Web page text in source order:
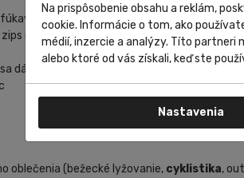
materiál
na prednej strane
dá ľahko zbaliť
oblečenia (bežecké lyžovanie, cyklistika,
Na prispôsobenie obsahu a reklám,
cookie. Informácie o tom, ako
médií, inzercie a analýzy. Títo partneri
alebo ktoré od vás získali, keď ste
Nastavenia